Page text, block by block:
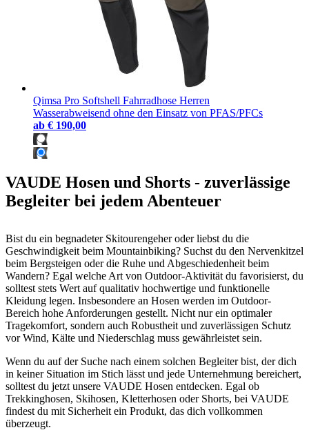
Qimsa Pro Softshell Fahrradhose Herren
Wasserabweisend ohne den Einsatz von PFAS/PFCs
ab € 190,00
VAUDE Hosen und Shorts - zuverlässige
Begleiter bei jedem Abenteuer
Bist du ein begnadeter Skitourengeher oder liebst du die
Geschwindigkeit beim Mountainbiking? Suchst du den Nervenkitzel
beim Bergsteigen oder die Ruhe und Abgeschiedenheit beim
Wandern? Egal welche Art von Outdoor-Aktivität du favorisierst, du
solltest stets Wert auf qualitativ hochwertige und funktionelle
Kleidung legen. Insbesondere an Hosen werden im Outdoor-
Bereich hohe Anforderungen gestellt. Nicht nur ein optimaler
Tragekomfort, sondern auch Robustheit und zuverlässigen Schutz
vor Wind, Kälte und Niederschlag muss gewährleistet sein.
Wenn du auf der Suche nach einem solchen Begleiter bist, der dich
in keiner Situation im Stich lässt und jede Unternehmung bereichert,
solltest du jetzt unsere VAUDE Hosen entdecken. Egal ob
Trekkinghosen, Skihosen, Kletterhosen oder Shorts, bei VAUDE
findest du mit Sicherheit ein Produkt, das dich vollkommen
überzeugt.